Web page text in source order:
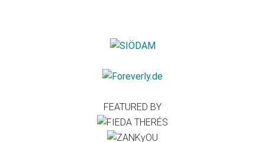
FEATURED BY